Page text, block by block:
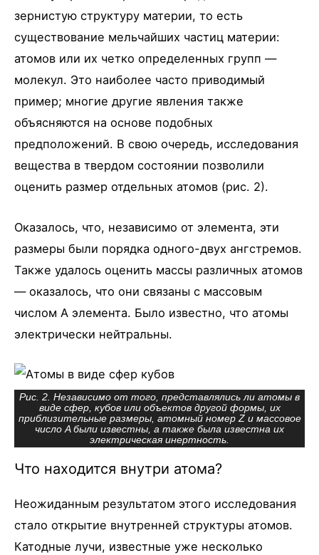
зернистую структуру материи, то есть
существование мельчайших частиц материи:
атомов или их четко определенных групп —
молекул. Это наиболее часто приводимый
пример; многие другие явления также
объясняются на основе подобных
предположений. В свою очередь, исследования
вещества в твердом состоянии позволили
оценить размер отдельных атомов (рис. 2).
Оказалось, что, независимо от элемента, эти
размеры были порядка одного-двух ангстремов.
Также удалось оценить массы различных атомов
— оказалось, что они связаны с массовым
числом A элемента. Было известно, что атомы
электрически нейтральны.
Рис. 2. Независимо от того, представлялись ли атомы в
виде сфер, кубов или объектов другой формы, их
приблизительные размеры, атомный номер Z и массовое
число A были известны, а также была известна их
электрическая инертность.
Что находится внутри атома?
Неожиданным результатом этого исследования
стало открытие внутренней структуры атомов.
Катодные лучи, известные уже несколько